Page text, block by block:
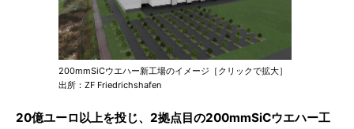
200mmSiCウエハー新工場のイメージ［クリックで拡大］
出所：ZF Friedrichshafen
20億ユーロ以上を投じ、2拠点目の200mmSiCウエハー工